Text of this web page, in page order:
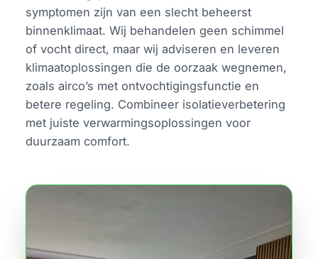
symptomen zijn van een slecht beheerst
binnenklimaat. Wij behandelen geen schimmel
of vocht direct, maar wij adviseren en leveren
klimaatoplossingen die de oorzaak wegnemen,
zoals airco’s met ontvochtigingsfunctie en
betere regeling. Combineer isolatieverbetering
met juiste verwarmingsoplossingen voor
duurzaam comfort.